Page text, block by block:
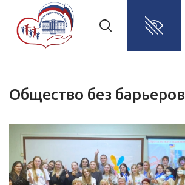
Общество без барьеров